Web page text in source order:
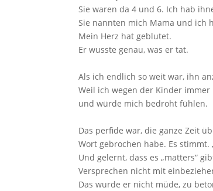
Sie waren da 4 und 6. Ich hab
Sie nannten mich Mama und ich
Mein Herz hat geblutet.
Er wusste genau, was er tat.
Als ich endlich so weit war, ihn
Weil ich wegen der Kinder
und würde mich bedroht fühlen.
Das perfide war, die ganze Zeit
Wort gebrochen habe. Es
Und gelernt, dass es „matters“
Versprechen nicht mit
Das wurde er nicht müde, zu